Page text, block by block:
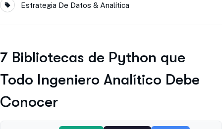
Estrategia De Datos & Analítica
7 Bibliotecas de Python que
Todo Ingeniero Analítico Debe
Conocer